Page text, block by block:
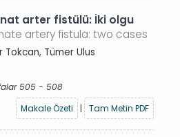
arter fistülü: İki olgu
artery fistula: two cases
Tokcan, Tümer Ulus
505 - 508
Makale Özeti
| Tam Metin PDF